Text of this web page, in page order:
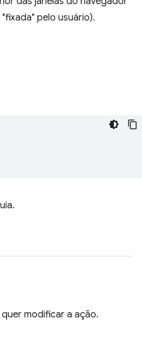
pelo usuário).
modificar a ação.